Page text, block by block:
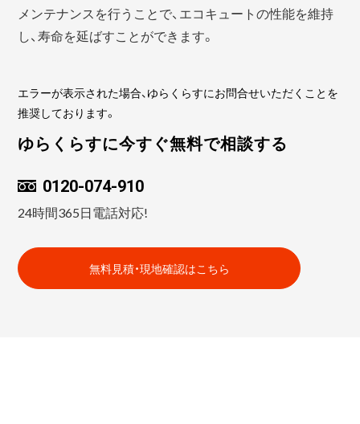
メンテナンスを行うことで、エコキュートの性能を維持
し、寿命を延ばすことができます。
エラーが表示された場合、ゆらくらすにお問合せいただくことを
推奨しております。
ゆらくらすに今すぐ無料で相談する
0120-074-910
24時間365日電話対応!
無料見積・現地確認はこちら